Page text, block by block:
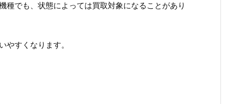
でも、状態によっては買取対象になることがあり
すくなります。